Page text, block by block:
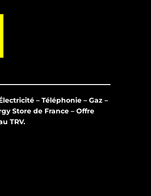
– Téléphonie – Gaz –
Store de France – Offre
TRV.